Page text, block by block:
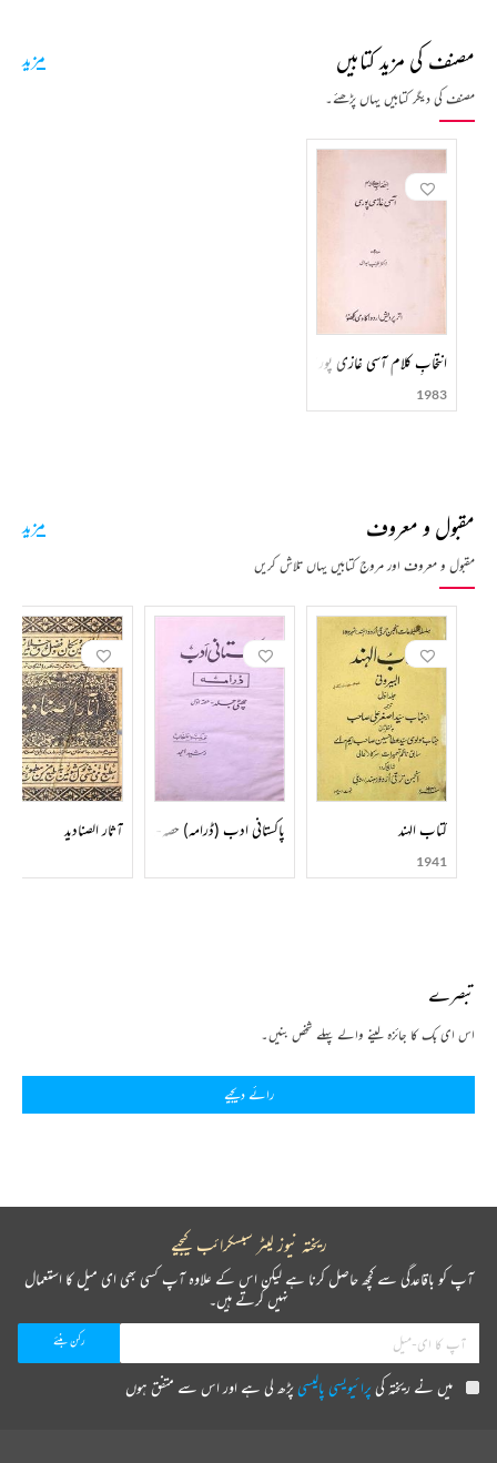
مصنف کی مزید کتابیں
مصنف کی دیگر کتابیں یہاں پڑھئے۔
مزید
انتخابِ کلام آسی غازی پوری
1983
مقبول و معروف
مقبول و معروف اور مروج کتابیں یہاں تلاش کریں
مزید
کتاب الہند
1941
پاکستانی ادب (ڈرامہ) حصہ-001 آثار الصنادید
تبصرے
اس ای بک کا جائزہ لینے والے پہلے شخص بنیں۔
رائے دیجیے
ریختہ نیوز لیٹر سبسکرائب کیجیے
آپ کو باقاعدگی سے کچھ حاصل کرنا ہے لیکن اس کے علاوہ آپ کسی بھی ای میل کا استعمال
نہیں کرتے ہیں۔
میں نے ریختہ کیپرائیویسی پالیسیپڑھ لی ہے اور اس سے متفق ہوں